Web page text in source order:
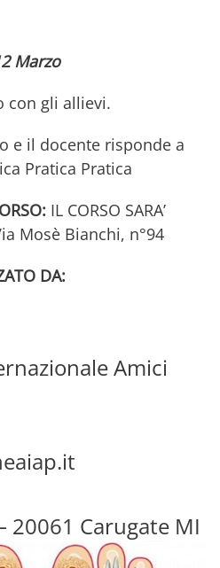
Marzo
con gli allievi.
e il docente risponde a
Pratica Pratica
IL CORSO SARA’
Mosè Bianchi, n°94
DA:
Amici
20061 Carugate MI